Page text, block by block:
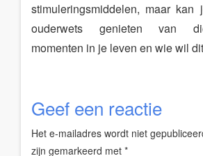
stimuleringsmiddelen, maar kan
ouderwets genieten van
momenten in je leven en wie wil
Geef een reactie
Het e-mailadres wordt niet
zijn gemarkeerd met *